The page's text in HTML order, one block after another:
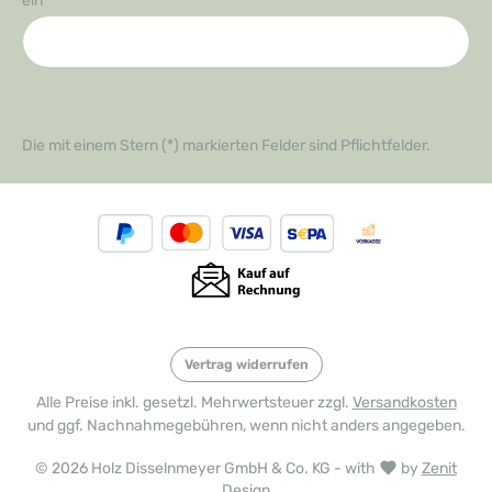
Die mit einem Stern (*) markierten Felder sind Pflichtfelder.
Vertrag widerrufen
© 2026 Holz Disselnmeyer GmbH & Co. KG - with by Zenit
Alle Preise inkl. gesetzl. Mehrwertsteuer zzgl. Versandkosten
und ggf. Nachnahmegebühren, wenn nicht anders angegeben.